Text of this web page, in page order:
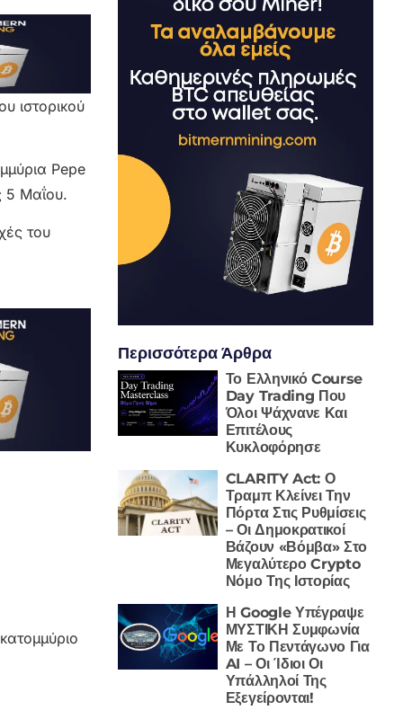
ιστορικού
Pepe
5 Μαΐου.
του
Περισσότερα Άρθρα
Το Ελληνικό Course
Day Trading Που
Όλοι Ψάχνανε Και
Επιτέλους
Κυκλοφόρησε
CLARITY Act: Ο
Τραμπ Κλείνει Την
Πόρτα Στις Ρυθμίσεις
– Οι Δημοκρατικοί
Βάζουν «Βόμβα» Στο
Μεγαλύτερο Crypto
Νόμο Της Ιστορίας
Η Google Υπέγραψε
ΜΥΣΤΙΚΗ Συμφωνία
Με Το Πεντάγωνο Για
AI – Οι Ίδιοι Οι
Υπάλληλοί Της
Εξεγείρονται!